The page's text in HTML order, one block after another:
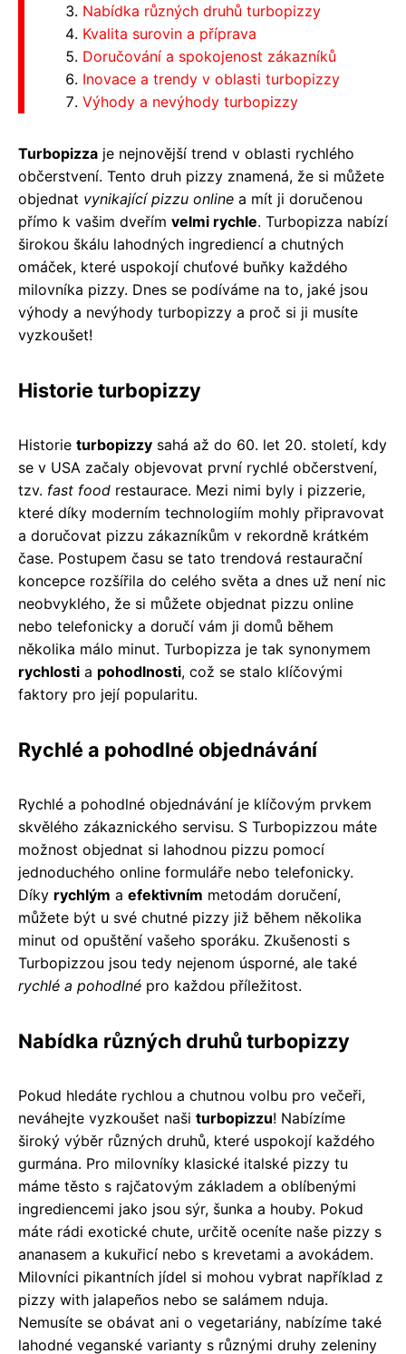
Nabídka různých druhů turbopizzy
Kvalita surovin a příprava
Doručování a spokojenost zákazníků
Inovace a trendy v oblasti turbopizzy
Výhody a nevýhody turbopizzy
Turbopizza je nejnovější trend v oblasti rychlého
občerstvení. Tento druh pizzy znamená, že si můžete
objednat vynikající pizzu online a mít ji doručenou
přímo k vašim dveřím velmi rychle. Turbopizza nabízí
širokou škálu lahodných ingrediencí a chutných
omáček, které uspokojí chuťové buňky každého
milovníka pizzy. Dnes se podíváme na to, jaké jsou
výhody a nevýhody turbopizzy a proč si ji musíte
vyzkoušet!
Historie turbopizzy
Historie turbopizzy sahá až do 60. let 20. století, kdy
se v USA začaly objevovat první rychlé občerstvení,
tzv. fast food restaurace. Mezi nimi byly i pizzerie,
které díky moderním technologiím mohly připravovat
a doručovat pizzu zákazníkům v rekordně krátkém
čase. Postupem času se tato trendová restaurační
koncepce rozšířila do celého světa a dnes už není nic
neobvyklého, že si můžete objednat pizzu online
nebo telefonicky a doručí vám ji domů během
několika málo minut. Turbopizza je tak synonymem
rychlosti a pohodlnosti, což se stalo klíčovými
faktory pro její popularitu.
Rychlé a pohodlné objednávání
Rychlé a pohodlné objednávání je klíčovým prvkem
skvělého zákaznického servisu. S Turbopizzou máte
možnost objednat si lahodnou pizzu pomocí
jednoduchého online formuláře nebo telefonicky.
Díky rychlým a efektivním metodám doručení,
můžete být u své chutné pizzy již během několika
minut od opuštění vašeho sporáku. Zkušenosti s
Turbopizzou jsou tedy nejenom úsporné, ale také
rychlé a pohodlné pro každou příležitost.
Nabídka různých druhů turbopizzy
Pokud hledáte rychlou a chutnou volbu pro večeři,
neváhejte vyzkoušet naši turbopizzu! Nabízíme
široký výběr různých druhů, které uspokojí každého
gurmána. Pro milovníky klasické italské pizzy tu
máme těsto s rajčatovým základem a oblíbenými
ingrediencemi jako jsou sýr, šunka a houby. Pokud
máte rádi exotické chute, určitě oceníte naše pizzy s
ananasem a kukuřicí nebo s krevetami a avokádem.
Milovníci pikantních jídel si mohou vybrat například z
pizzy with jalapeños nebo se salámem nduja.
Nemusíte se obávat ani o vegetariány, nabízíme také
lahodné veganské varianty s různými druhy zeleniny